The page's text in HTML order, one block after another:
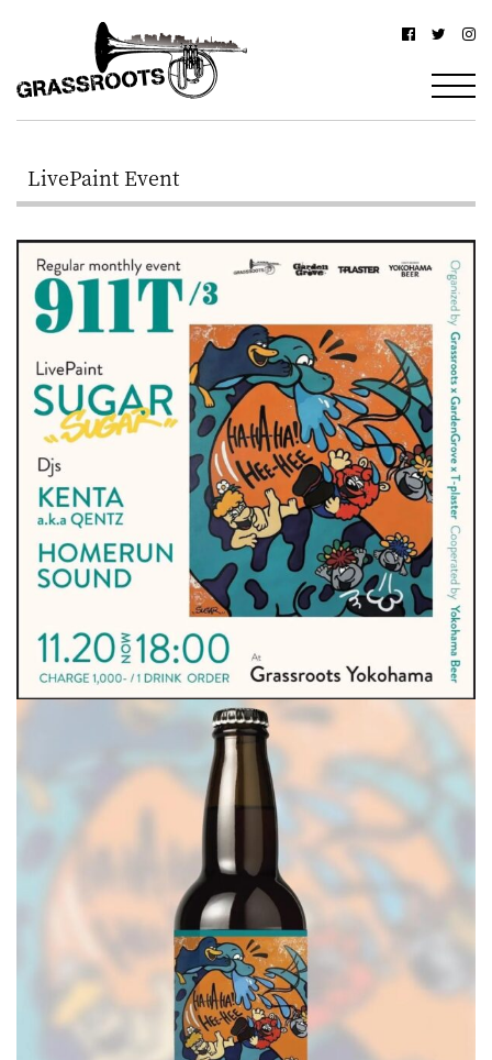
浜
グ
ス
ル
ー
ツ
–
YOKOHAMA
Grassroots
駅
北
西
口
か
ら
徒
歩
約
分・
鶴
屋
町
に
あ
る
ダ
ニ
ン
LivePaint Event